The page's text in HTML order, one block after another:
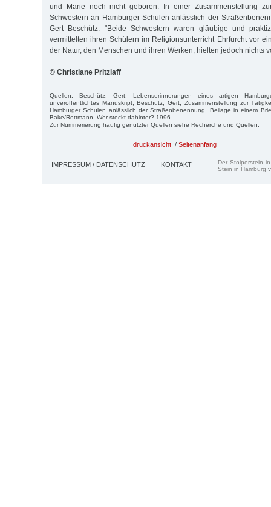
und Marie noch nicht geboren. In einer Zusammenstellung
Schwestern an Hamburger Schulen anlässlich der
Gert Beschütz: "Beide Schwes­tern waren gläubige und
vermittelten ihren Schülern im Religionsunterricht Ehrfurcht vor
der Natur, den Menschen und ihren Werken, hielten jedoch nichts
© Christiane Pritzlaff
Quellen: Beschütz, Gert: Lebenserinnerungen eines artigen
unveröffentlichtes Manuskript; Beschütz, Gert, Zusammenstellung zur
Hamburger Schulen anlässlich der Straßenbenennung, Beilage in einem
Bake/Rottmann, Wer steckt dahinter? 1996.
Zur Nummerierung häufig genutzter Quellen siehe Recherche und Quellen.
druckansicht / Seitenanfang
IMPRESSUM / DATENSCHUTZ KONTAKT
Der Stolperstein
Stein in Hamburg